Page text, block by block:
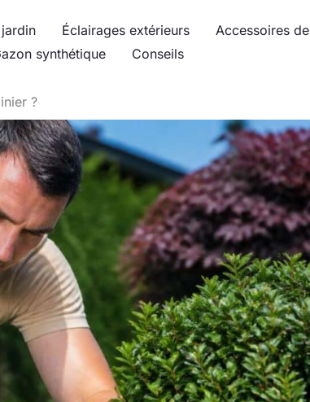
Éclairages extérieurs
Accessoires
synthétique Conseils
?